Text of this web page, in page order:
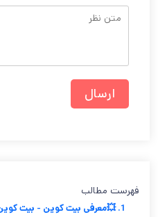
فهرست مطالب
1. 💥معرفی بیت کوین - بیت کوین چیست و چگونه کار می کند؟